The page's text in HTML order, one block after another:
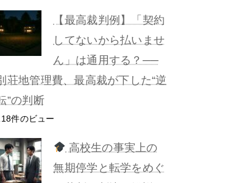
【最高裁判例】「契約
してないから払いませ
ん」は通用する？──
荘地管理費、最高裁が下した“逆
”の判断
件のビュー
高校生の事実上の
無期停学と転学をめぐ